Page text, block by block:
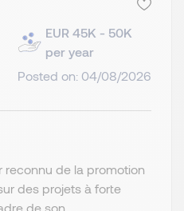
EUR 45K - 50K
per year
Posted on: 04/08/2026
reconnu de la promotion
des projets à forte
de son